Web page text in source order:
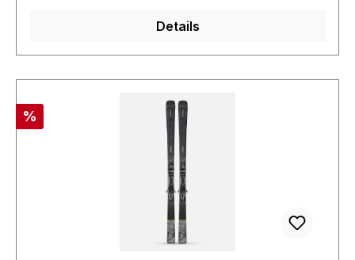
Details
Rabatt
%